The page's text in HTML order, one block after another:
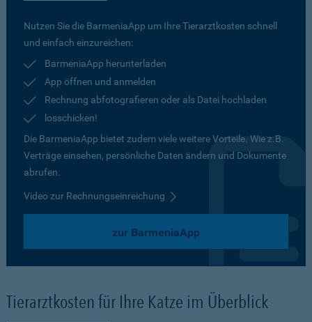
Nutzen Sie die BarmeniaApp um Ihre Tierarztkosten schnell
und einfach einzureichen:
BarmeniaApp herunterladen
App öffnen und anmelden
Rechnung abfotografieren oder als Datei hochladen
losschicken!
Die BarmeniaApp bietet zudem viele weitere Vorteile. Wie z.B.
Verträge einsehen, persönliche Daten ändern und Dokumente
abrufen.
Video zur Rechnungseinreichung
zur BarmeniaApp
Tierarztkosten für Ihre Katze im Überblick